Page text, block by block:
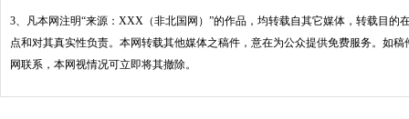
3、凡本网注明“来源：XXX（非北国网）”的作品，均转载自其它媒体，转载目的
点和对其真实性负责。本网转载其他媒体之稿件，意在为公众提供免费服务。如
网联系，本网视情况可立即将其撤除。